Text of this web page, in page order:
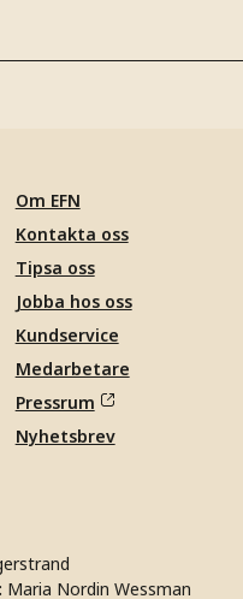
Om EFN
Kontakta oss
Tipsa oss
Jobba hos oss
Kundservice
Medarbetare
Pressrum
Nyhetsbrev
Maria Nordin Wessman